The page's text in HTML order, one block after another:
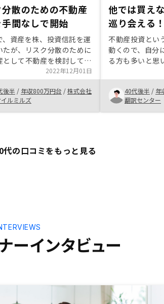
分散のための不動産
間なしで開始
、資産を株、投資信託を運
たが、リスク分散のために
として不動産を検討してい
トで不動産投資の情報収集
と、それなりに手間がかか
、素人が物件を選ぶ困難で
を知り二の足を踏んでいた
リノシーのサイトに行き着
をしました。面談したと
明がわかり易く、リスクに
説明があり、手間もかから
ことであったため、自分の
2022年12月01日
後半 / 年収800万円台 /株式会社
ルミルズ
他では買え
巡り会える！
不動産投資とい
動くので、自分
る方も多いと思
なども面倒そ
そうと思ってま
renosyさんの
ートできます。
い銀行を紹介し
てほしい。
40代後半 / 年
翻訳センター
代の口コミをもっと見る
ーインタビュー